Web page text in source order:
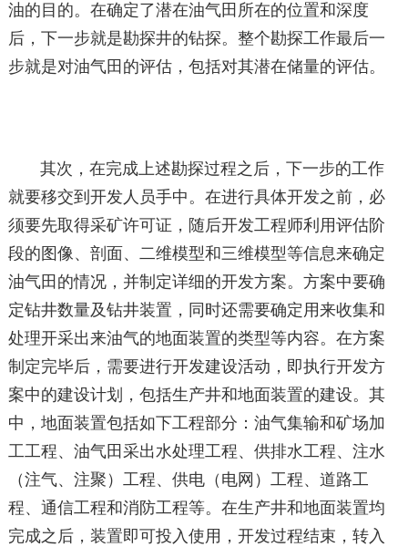
油的目的。在确定了潜在油气田所在的位置和深度
后，下一步就是勘探井的钻探。整个勘探工作最后一
步就是对油气田的评估，包括对其潜在储量的评估。
其次，在完成上述勘探过程之后，下一步的工作
就要移交到开发人员手中。在进行具体开发之前，必
须要先取得采矿许可证，随后开发工程师利用评估阶
段的图像、剖面、二维模型和三维模型等信息来确定
油气田的情况，并制定详细的开发方案。方案中要确
定钻井数量及钻井装置，同时还需要确定用来收集和
处理开采出来油气的地面装置的类型等内容。在方案
制定完毕后，需要进行开发建设活动，即执行开发方
案中的建设计划，包括生产井和地面装置的建设。其
中，地面装置包括如下工程部分：油气集输和矿场加
工工程、油气田采出水处理工程、供排水工程、注水
（注气、注聚）工程、供电（电网）工程、道路工
程、通信工程和消防工程等。在生产井和地面装置均
完成之后，装置即可投入使用，开发过程结束，转入